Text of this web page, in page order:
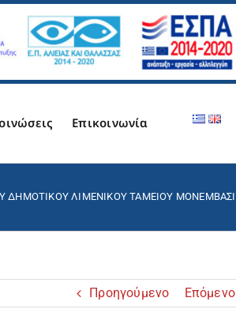
Επικοινωνία
ΔΗΜΟΤΙΚΟΥ ΛΙΜΕΝΙΚΟΥ ΤΑΜΕΙΟΥ
Προηγούμενο Επόμενο